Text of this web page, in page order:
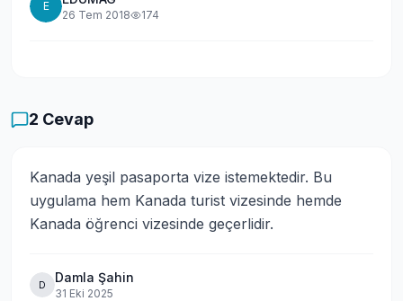
E
26 Tem 2018 174
2 Cevap
Kanada yeşil pasaporta vize istemektedir. Bu
uygulama hem Kanada turist vizesinde hemde
Kanada öğrenci vizesinde geçerlidir.
D Damla Şahin
31 Eki 2025